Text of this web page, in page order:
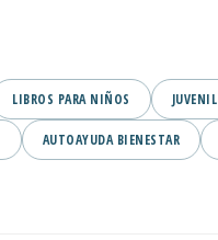
LIBROS PARA NIÑOS JUVENIL
AUTOAYUDA BIENESTAR